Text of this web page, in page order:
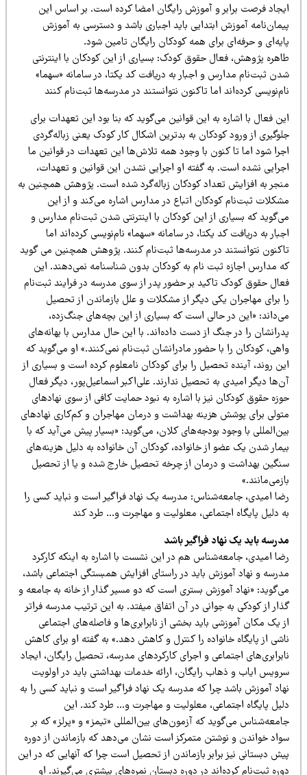
فرصت برابر و آموزش رایگان امضا کرده است. بر اساس این
آموزش ابتدایی باید اجباری باشد و دسترسی به آموزش
و حرفه‌ای برای همه کودکان رایگان تامین شود.
پژوهش، فعال حقوق کودک: بسیاری از این کودکان با اینترنتی
ثبت‌نام مدارس و اجبار به دریافت کد یکتا، در سامانه «سهما»
کرده‌اند اما تاکنون نتوانستند در مدرسه‌ها ثبت‌نام کنند
فعال با اشاره به این قوانین می‌گوید که بنا بود این تعهدات برای
از ورود کودکان به بدترین اشکال کار کودک یعنی زباله‌گردی
شود اما تا کنون با وجود همه تلاش‌ها این تعهدات در قوانین ما
نشده است. به گفته او اجرایی نشدن این قوانین و تعهدات،
به افزایش تعداد کودکان زباله‌گرد شده است. پژوهش همچنین به
ثبت‌نام کودکان اتباع در مدارس اشاره می‌کند و از این
که بسیاری از این کودکان با اینترنتی شدن ثبت‌نام مدارس و
به دریافت کد یکتا، در سامانه «سهما» نام‌نویسی کرده‌اند اما
نتوانستند در مدرسه‌ها ثبت‌نام کنند. پژوهش همچنین می گوید
مدارس اجازه ثبت نام به کودکان بدون شناسنامه نمی‌دهند. این
حقوق کودک تاکید بر حضور پدر از سوی مدرسه در فرایند ثبت‌نام
برای مهاجران یکی دیگر از مشکلات و علل بازماندن از تحصیل
«این در حالی است که بسیاری از این بچه‌های جنگ‌زده،
را در جنگ از دست داده‌‌اند. با این حال مدارس با بهانه‌های
کودکان را با حضور مادرانشان ثبت‌نام نمی‌کنند.» او می‌گوید که
روند، آینده تحصیل را برای کودکان نامعلوم کرده است و بسیاری از
دیگر امیدی به تحصیل ندارند. علی‌اکبر اسماعیل‌پور، دیگر فعال
حقوق کودکان نیز با اشاره به نبود حمایت کافی از سوی نهادهای
برای پوشش هزینه بهداشت و درمان مهاجران و کم‌کاری نهاد‌های
با وجود بودجه‌های کلان، می‌گوید:‌ «بسیار پیش می‌آید که با
شدن یک عضو از خانواده، کودکان آن خانواده به دلیل هزینه‌های
بهداشت و درمان از چرخه تحصیل خارج شده و یا از تحصیل
امیدی، جامعه‌شناس:‌ مدرسه یک نهاد فراگیر است و نباید کسی را
دلیل پایگاه اجتماعی، معلولیت و مهاجرت و… طرد کند
باید یک نهاد فراگیر باشد
امیدی، جامعه‌شناس هم در این نشست با اشاره به اینکه کارکرد
و نهاد آموزش باید در راستای افزایش همبستگی اجتماعی باشد،
«نهاد آموزش بستری است که دو مسیر گذار از خانه به جامعه و
از کودکی به جوانی در آن اتفاق میفتد. به این ترتیب مدرسه فراتر
یک مکان آموزشی باید بخشی از نابرابری‌ها و فاصله‌های اجتماعی
از پایگاه خانواده را کنترل و کاهش دهد.» به گفته او برای کاهش
اجتماعی و اجرای کارکرد‌های مدرسه، تحصیل رایگان، ایجاد
ایاب و ذهاب رایگان، ارائه خدمات بهداشتی باید در اولویت
آموزش باشد چرا که مدرسه یک نهاد فراگیر است و نباید کسی را به
پایگاه اجتماعی، معلولیت و مهاجرت و… طرد کند. این
می‌گوید که آزمون‌های بین‌‌المللی «تیمز» و «پرلز» که بر
خواندن و نوشتن متمرکز است نشان می‌دهد که بازماندن از دوره
دبستانی نیز برابر بازماندن از تحصیل است چرا که آنهایی که در این
ثبت‌نام کرده‌اند در دوره دبستان نمره‌های بیشتری می‌گیرند. او